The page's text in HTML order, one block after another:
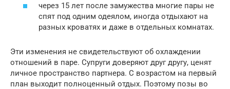
через 15 лет после замужества многие пары не
спят под одним одеялом, иногда отдыхают на
разных кроватях и даже в отдельных комнатах.
Эти изменения не свидетельствуют об охлаждении
отношений в паре. Супруги доверяют друг другу, ценят
личное пространство партнера. С возрастом на первый
план выходит полноценный отдых. Поэтому позы во